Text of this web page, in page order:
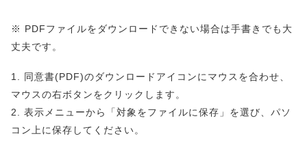
※ PDFファイルをダウンロードできない場合は手書きでも大
丈夫です。
1. 同意書(PDF)のダウンロードアイコンにマウスを合わせ、
マウスの右ボタンをクリックします。
2. 表示メニューから「対象をファイルに保存」を選び、パソ
コン上に保存してください。